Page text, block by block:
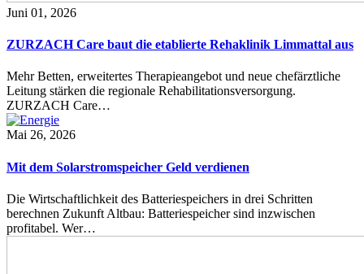
Juni 01, 2026
ZURZACH Care baut die etablierte Rehaklinik Limmattal aus
Mehr Betten, erweitertes Therapieangebot und neue chefärztliche
Leitung stärken die regionale Rehabilitationsversorgung.
ZURZACH Care…
Mai 26, 2026
Mit dem Solarstromspeicher Geld verdienen
Die Wirtschaftlichkeit des Batteriespeichers in drei Schritten
berechnen Zukunft Altbau: Batteriespeicher sind inzwischen
profitabel. Wer…